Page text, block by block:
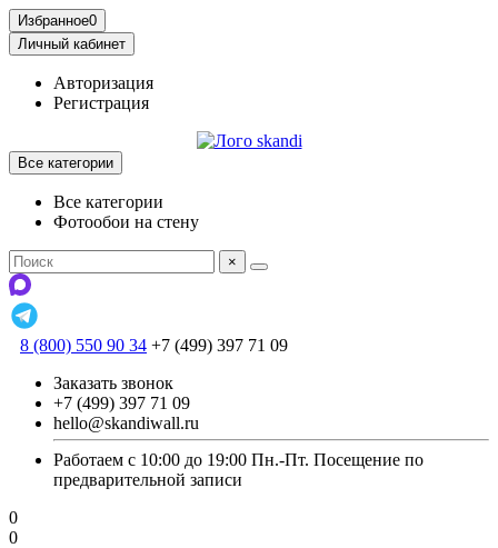
Избранное0
Личный кабинет
Авторизация
Регистрация
Все категории
Все категории
Фотообои на стену
×
8 (800) 550 90 34 +7 (499) 397 71 09
Заказать звонок
+7 (499) 397 71 09
hello@skandiwall.ru
Работаем с 10:00 до 19:00 Пн.-Пт. Посещение по
предварительной записи
0
0